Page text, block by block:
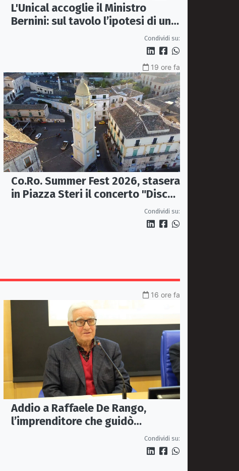
L'Unical accoglie il Ministro
Bernini: sul tavolo l’ipotesi di un
nuovo polo di ricerca astrofisica
Condividi su:
19 ore fa
Co.Ro. Summer Fest 2026, stasera
in Piazza Steri il concerto "Disco,
le hit degli anni '70/'80" con
l'Orchestra Sinfonica Brutia
Condividi su:
16 ore fa
Addio a Raffaele De Rango,
l’imprenditore che guidò
Condividi su: